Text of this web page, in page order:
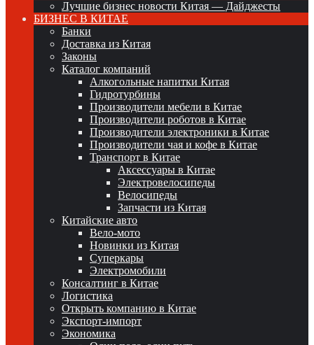
Лучшие бизнес новости Китая — Дайджесты
БИЗНЕС В КИТАЕ
Банки
Доставка из Китая
Законы
Каталог компаний
Алкогольные напитки Китая
Гидротурбины
Производители мебели в Китае
Производители роботов в Китае
Производители электроники в Китае
Производители чая и кофе в Китае
Транспорт в Китае
Аксессуары в Китае
Электровелосипеды
Велосипеды
Запчасти из Китая
Китайские авто
Вело-мото
Новинки из Китая
Суперкары
Электромобили
Консалтинг в Китае
Логистика
Открыть компанию в Китае
Экспорт-импорт
Экономика